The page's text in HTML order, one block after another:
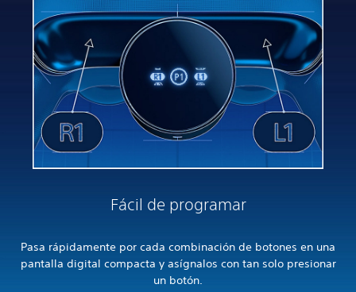
Fácil de programar
Pasa rápidamente por cada combinación de botones en una
pantalla digital compacta y asígnalos con tan solo presionar
un botón.